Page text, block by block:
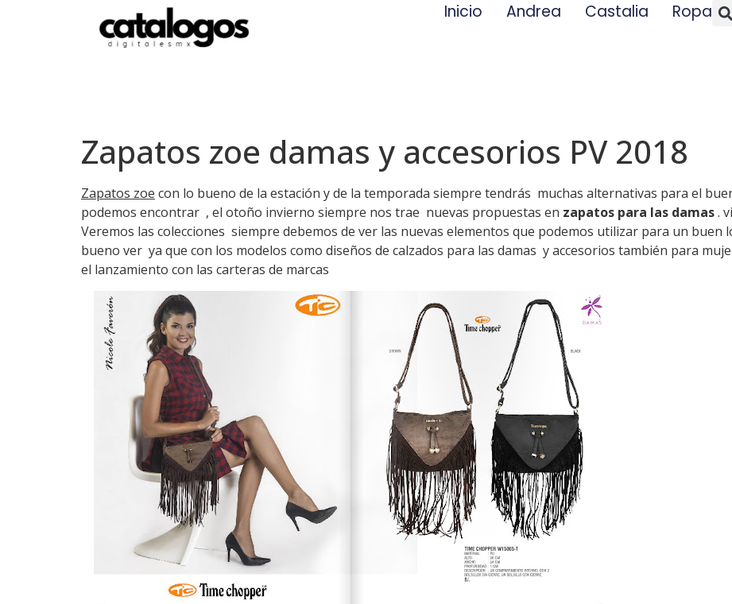
Inicio Andrea Castalia Ropa
Zapatos zoe damas y accesorios PV 2018
Zapatos zoe con lo bueno de la estación y de la temporada siempre tendrás muchas alternativas para el
podemos encontrar , el otoño invierno siempre nos trae nuevas propuestas en zapatos para las damas.
Veremos las colecciones siempre debemos de ver las nuevas elementos que podemos utilizar para un buen
bueno ver ya que con los modelos como diseños de calzados para las damas y accesorios también para
el lanzamiento con las carteras de marcas